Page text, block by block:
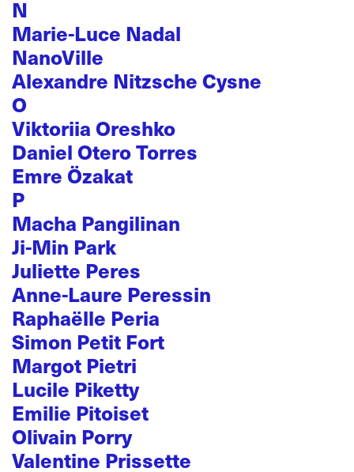
N
Marie-Luce Nadal
NanoVille
Alexandre Nitzsche Cysne
O
Viktoriia Oreshko
Daniel Otero Torres
Emre Özakat
P
Macha Pangilinan
Ji-Min Park
Juliette Peres
Anne-Laure Peressin
Raphaëlle Peria
Simon Petit Fort
Margot Pietri
Lucile Piketty
Emilie Pitoiset
Olivain Porry
Valentine Prissette